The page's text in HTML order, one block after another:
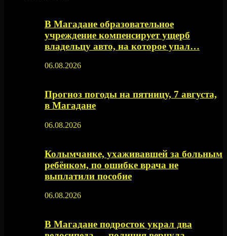
В Магадане образовательное
учреждение компенсирует ущерб
владельцу авто, на которое упал…
06.08.2026
Прогноз погоды на пятницу, 7 августа,
в Магадане
06.08.2026
Колымчанке, ухаживавшей за больным
ребёнком, по ошибке врача не
выплатили пособие
06.08.2026
В Магадане подросток украл два